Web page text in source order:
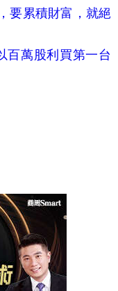
要累積財富，就絕
百萬股利買第一台